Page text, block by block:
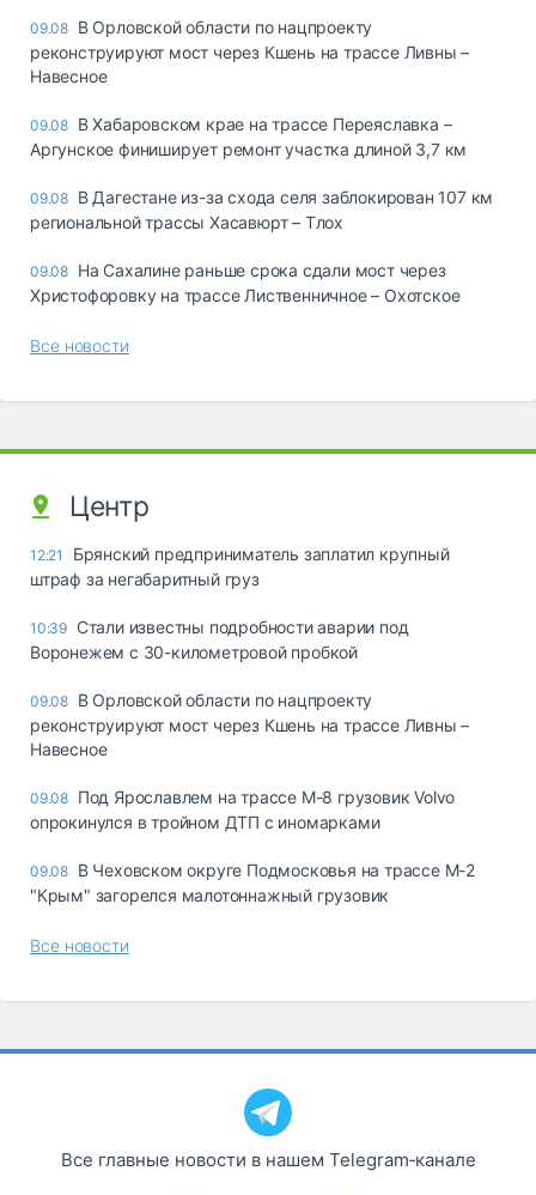
09.08 В Орловской области по нацпроекту
реконструируют мост через Кшень на трассе Ливны –
Навесное
09.08 В Хабаровском крае на трассе Переяславка –
Аргунское финиширует ремонт участка длиной 3,7 км
09.08 В Дагестане из-за схода селя заблокирован 107 км
региональной трассы Хасавюрт – Тлох
09.08 На Сахалине раньше срока сдали мост через
Христофоровку на трассе Лиственничное – Охотское
Все новости
Центр
12:21
Брянский предприниматель заплатил крупный
штраф за негабаритный груз
10:39 Стали известны подробности аварии под
Воронежем с 30-километровой пробкой
09.08 В Орловской области по нацпроекту
реконструируют мост через Кшень на трассе Ливны –
Навесное
09.08 Под Ярославлем на трассе М-8 грузовик Volvo
опрокинулся в тройном ДТП с иномарками
09.08 В Чеховском округе Подмосковья на трассе М-2
"Крым" загорелся малотоннажный грузовик
Все новости
Все главные новости в нашем Telegram‑канале